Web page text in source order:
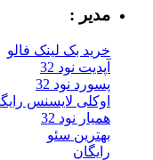
مدیر :
خرید بک لینک فالو
آپدیت نود 32
پسورد نود 32
اوکلی لایسنس
همیار نود 32
بهترین سئو
رایگان